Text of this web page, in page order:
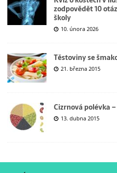
zodpovědět 10
školy
10. února 2026
Těstoviny se
21. března 2015
Cizrnová polévka
13. dubna 2015